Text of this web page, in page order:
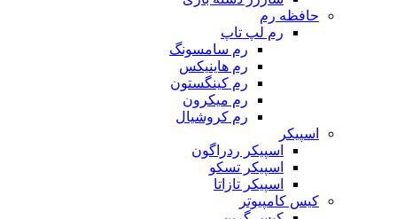
حافظه رم
رم لپ تاپ
رم سامسونگ
رم هاینیکس
رم کینگستون
رم میکرون
رم کروشیال
اسپیکر
اسپیکر ردراگون
اسپیکر تسکو
اسپیکر تازاتا
کیس کامپیوتر